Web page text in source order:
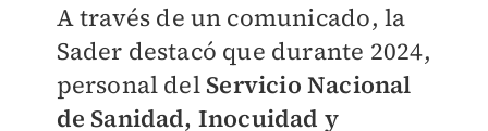
A través de un comunicado, la
Sader destacó que durante 2024,
personal del Servicio Nacional
de Sanidad, Inocuidad y